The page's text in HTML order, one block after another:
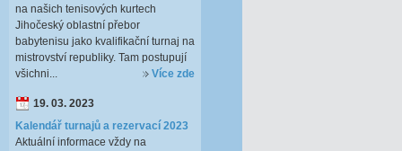
na našich tenisových kurtech
Jihočeský oblastní přebor
babytenisu jako kvalifikační turnaj na
mistrovství republiky. Tam postupují
všichni...
Více zde
19. 03. 2023
Kalendář turnajů a rezervací 2023
Aktuální informace vždy na